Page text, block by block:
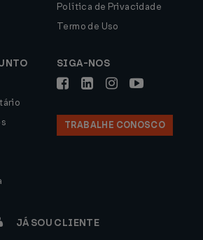
Política de Privacidade
Termo de Uso
SIGA-NOS
TRABALHE CONOSCO
JÁ SOU CLIENTE